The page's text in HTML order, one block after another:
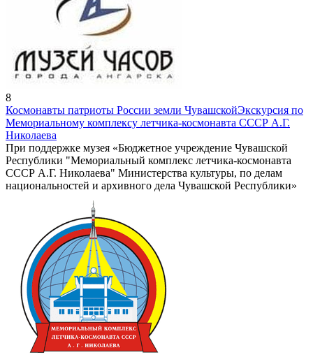
8
Космонавты патриоты России земли ЧувашскойЭкскурсия по
Мемориальному комплексу летчика-космонавта СССР А.Г.
Николаева
При поддержке музея «Бюджетное учреждение Чувашской
Республики "Мемориальный комплекс летчика-космонавта
СССР А.Г. Николаева" Министерства культуры, по делам
национальностей и архивного дела Чувашской Республики»